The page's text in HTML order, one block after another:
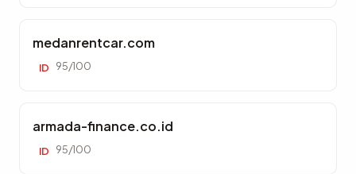
medanrentcar.com
ID 95/100
armada-finance.co.id
ID 95/100